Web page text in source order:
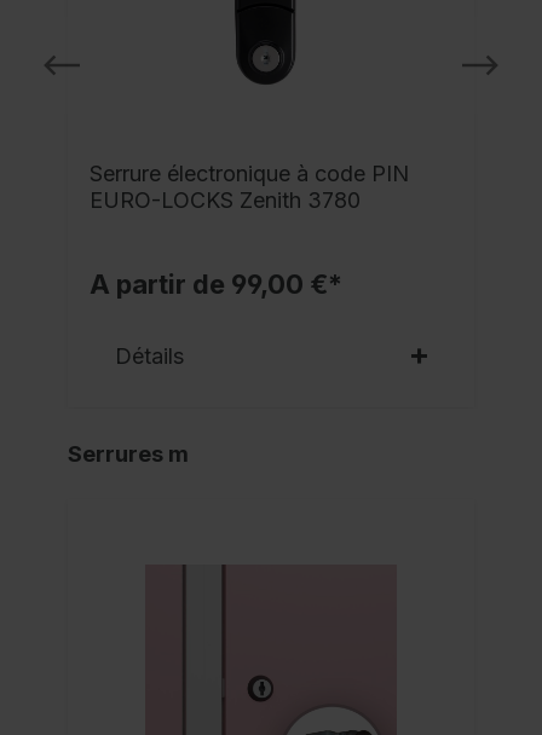
Serrure électronique à code PIN
EURO-LOCKS Zenith 3780
A partir de 99,00 €*
Détails
Serrures m